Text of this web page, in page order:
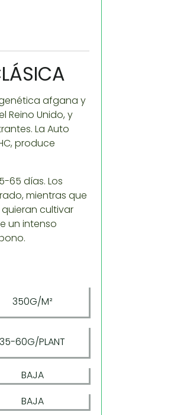
afgana y
Reino Unido, y
La Auto
produce
65 días. Los
mientras que
cultivar
un intenso
350G/M²
35-60G/PLANT
BAJA
BAJA